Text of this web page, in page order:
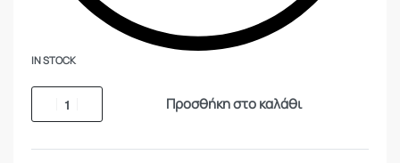
IN STOCK
Προσθήκη στο καλάθι